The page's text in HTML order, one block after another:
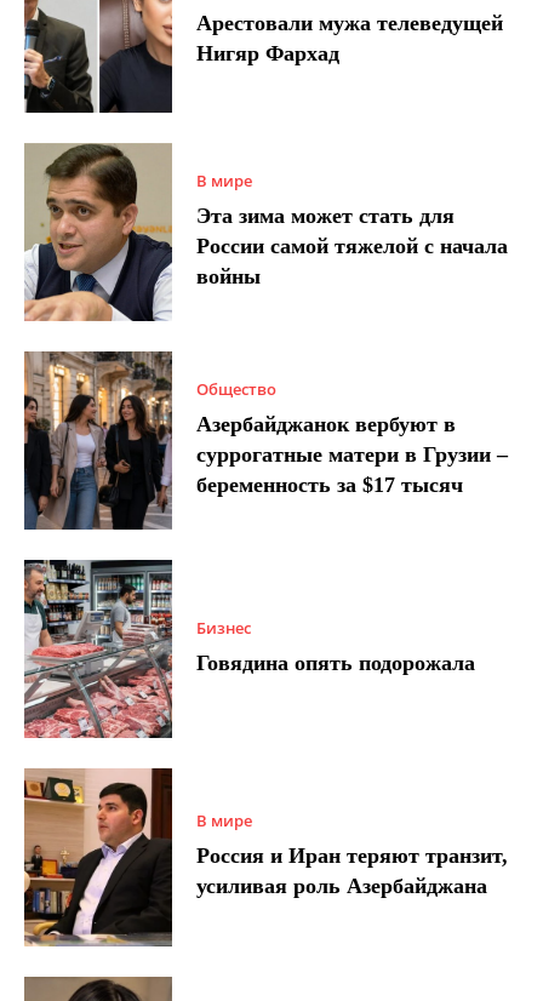
Арестовали мужа телеведущей
Нигяр Фархад
В мире
Эта зима может стать для
России самой тяжелой с начала
войны
Общество
Азербайджанок вербуют в
суррогатные матери в Грузии –
беременность за $17 тысяч
Бизнес
Говядина опять подорожала
В мире
Россия и Иран теряют транзит,
усиливая роль Азербайджана